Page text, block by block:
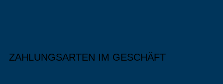
ZAHLUNGSARTEN IM GESCHÄFT